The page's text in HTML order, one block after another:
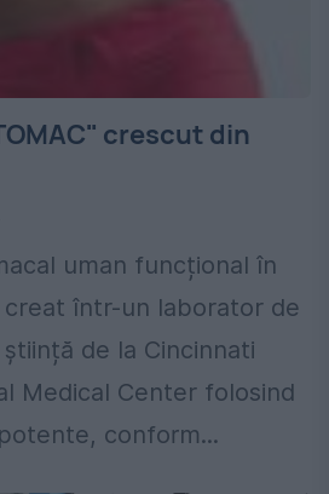
crescut din
uman funcțional în
într-un laborator de
de la Cincinnati
Medical Center folosind
conform...